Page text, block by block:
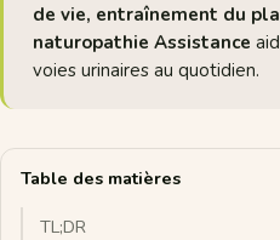
Table des matières
TL;DR
de vie, entraînement du
naturopathie Assistance
voies urinaires au quotidien.